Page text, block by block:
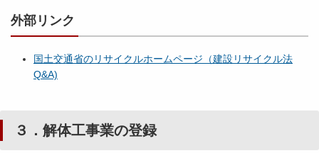
外部リンク
国土交通省のリサイクルホームページ（建設リサイクル法
Q&A)
３．解体工事業の登録